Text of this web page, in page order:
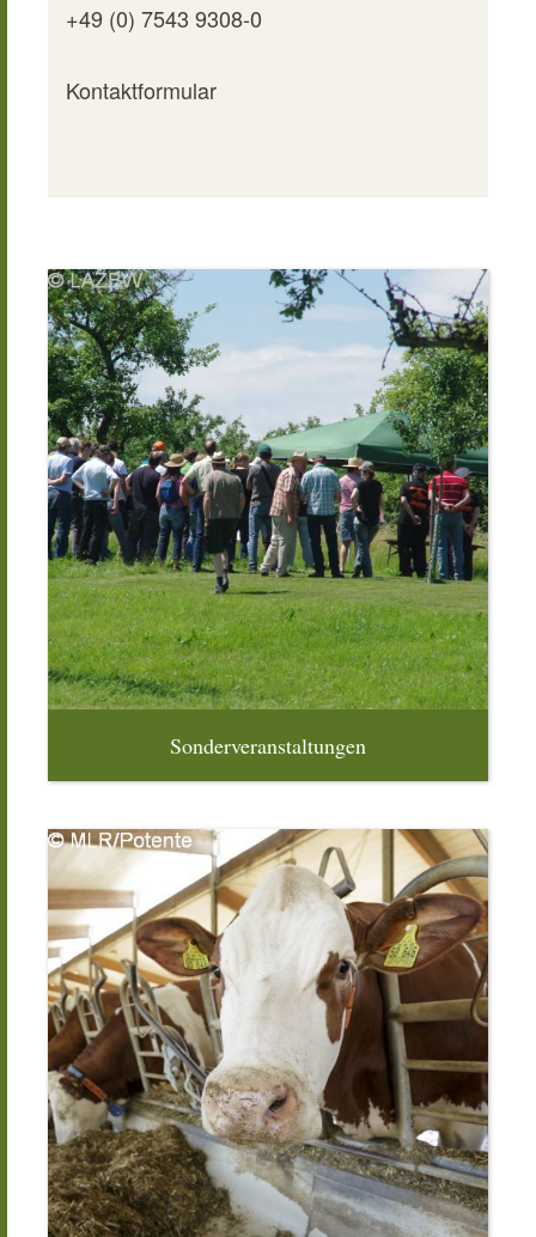
+49 (0) 7543 9308-0
Kontaktformular
Sonderveranstaltungen